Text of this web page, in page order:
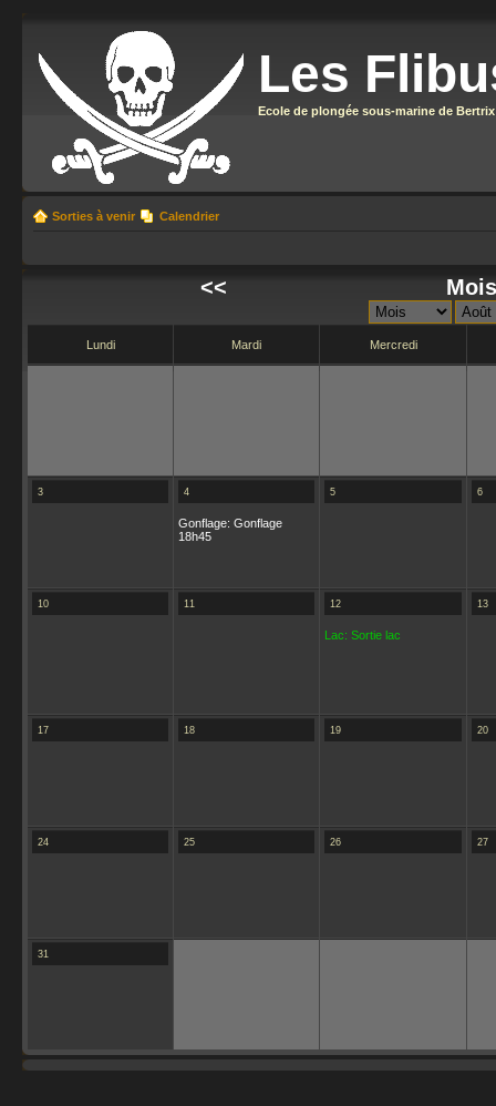
Les
Ecole de plongée sous-marine de Bertrix
Sorties à venir Calendrier
<<
Lundi Mardi Mercredi
3 4
Gonflage: Gonflage
18h45
5 6
10 11 12
Lac: Sortie lac
13
17 18 19 20
24 25 26 27
31